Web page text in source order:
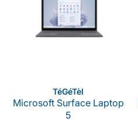
Verkoper:
TéGéTèl
Microsoft Surface Laptop
5